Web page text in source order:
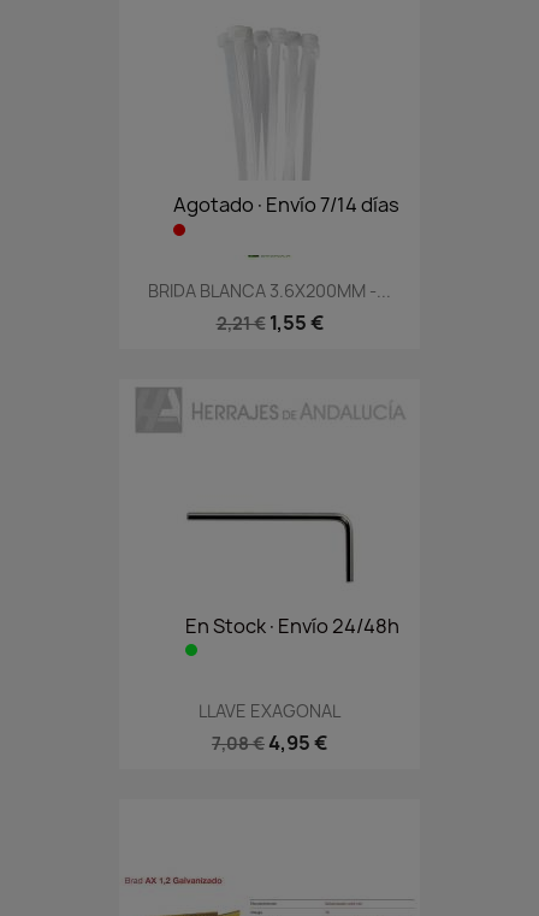
Agotado·Envío 7/14 días
BRIDA BLANCA 3.6X200MM -...
2,21 € 1,55 €
En Stock·Envío 24/48h
LLAVE EXAGONAL
7,08 € 4,95 €